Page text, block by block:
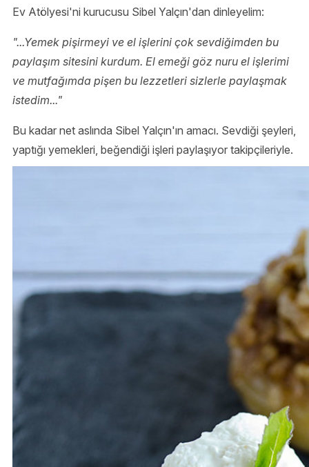
Ev Atölyesi'ni kurucusu Sibel Yalçın'dan dinleyelim:
"...Yemek pişirmeyi ve el işlerini çok sevdiğimden bu
paylaşım sitesini kurdum. El emeği göz nuru el işlerimi
ve mutfağımda pişen bu lezzetleri sizlerle paylaşmak
istedim..."
Bu kadar net aslında Sibel Yalçın'ın amacı. Sevdiği şeyleri,
yaptığı yemekleri, beğendiği işleri paylaşıyor takipçileriyle.